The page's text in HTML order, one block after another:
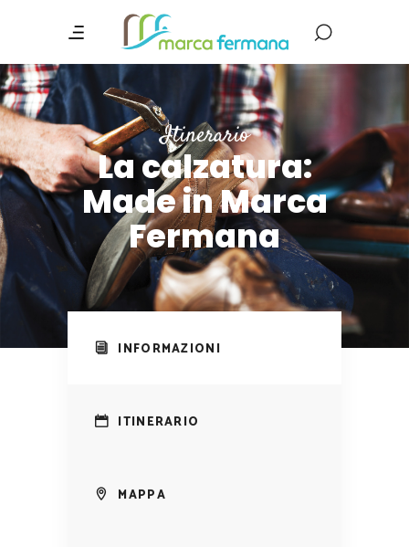
Itinerario
La calzatura:
Made in Marca
Fermana
INFORMAZIONI
ITINERARIO
MAPPA